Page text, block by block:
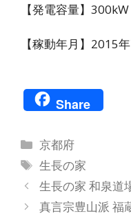
【発電容量】300kW
【稼動年月】2015
Share
カ
テ
ゴ
リ
ー
京都府
タ
グ
生長の家
生長の家 和泉道
真言宗豊山派 福